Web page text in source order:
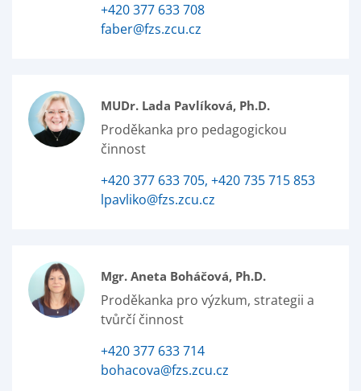
+420 377 633 708
faber@fzs.zcu.cz
MUDr. Lada Pavlíková, Ph.D.
Proděkanka pro pedagogickou
činnost
+420 377 633 705, +420 735 715 853
lpavliko@fzs.zcu.cz
Mgr. Aneta Boháčová, Ph.D.
Proděkanka pro výzkum, strategii a
tvůrčí činnost
+420 377 633 714
bohacova@fzs.zcu.cz